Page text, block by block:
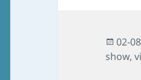
on
02-
show,